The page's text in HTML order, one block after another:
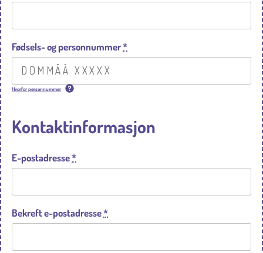
Fødsels- og personnummer*
Hvorfor personnummer
Kontaktinformasjon
E-postadresse*
Bekreft e-postadresse*